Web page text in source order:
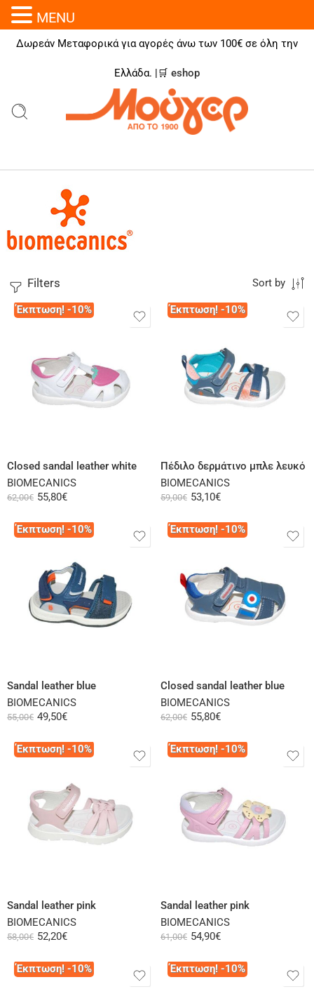
Δωρεάν Μεταφορικά για αγορές άνω των 100€ σε όλη την
Ελλάδα. |🛒 eshop
Filters Sort by
Έκπτωση! -10%
Closed sandal leather white
BIOMECANICS
62,00€ 55,80€
Έκπτωση! -10%
Πέδιλο δερμάτινο μπλε λευκό
BIOMECANICS
59,00€ 53,10€
Έκπτωση! -10%
Sandal leather blue
BIOMECANICS
55,00€ 49,50€
Έκπτωση! -10%
Closed sandal leather blue
BIOMECANICS
62,00€ 55,80€
Έκπτωση! -10%
Sandal leather pink
BIOMECANICS
58,00€ 52,20€
Έκπτωση! -10%
Sandal leather pink
BIOMECANICS
61,00€ 54,90€
Έκπτωση! -10% Έκπτωση! -10%
MENU